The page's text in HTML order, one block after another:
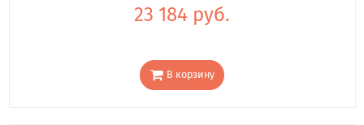
23 184 руб.
В корзину